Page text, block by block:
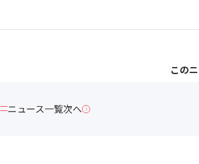
この
ニュース一覧次へ